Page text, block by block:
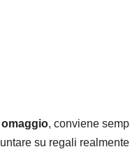
, conviene
su regali